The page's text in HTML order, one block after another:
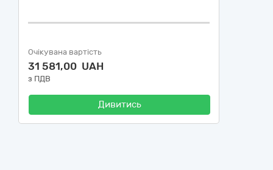
Очікувана вартість
31 581,00 UAH
з ПДВ
Дивитись